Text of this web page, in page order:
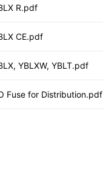
R.pdf
CE.pdf
YBLXW, YBLT.pdf
Fuse for Distribution.pdf